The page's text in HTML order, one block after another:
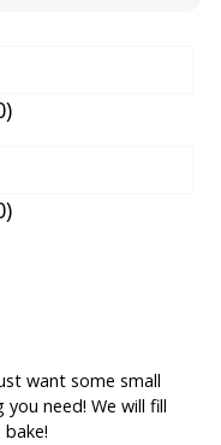
)
)
want some small
need! We will fill